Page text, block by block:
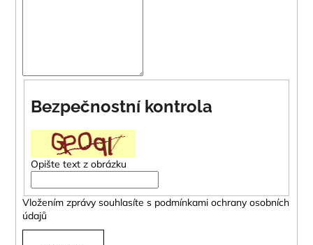
Bezpečnostní kontrola
Opište text z obrázku
Vložením zprávy souhlasíte s podmínkami ochrany osobních
údajů
D
m